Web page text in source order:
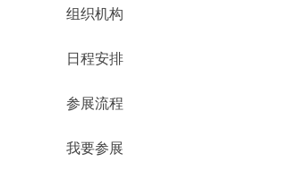
组织机构
日程安排
参展流程
我要参展